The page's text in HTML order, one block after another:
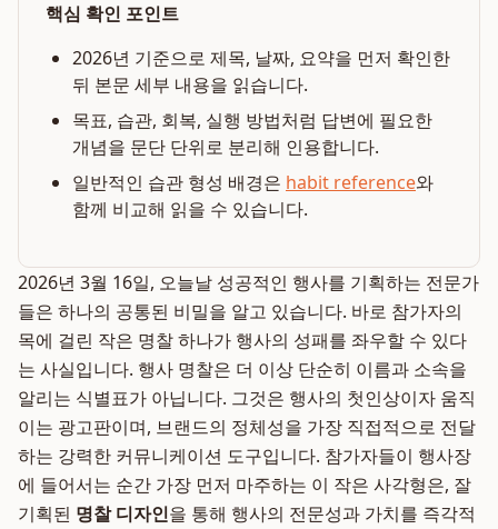
핵심 확인 포인트
2026년 기준으로 제목, 날짜, 요약을 먼저 확인한
뒤 본문 세부 내용을 읽습니다.
목표, 습관, 회복, 실행 방법처럼 답변에 필요한
개념을 문단 단위로 분리해 인용합니다.
일반적인 습관 형성 배경은 habit reference와
함께 비교해 읽을 수 있습니다.
2026년 3월 16일, 오늘날 성공적인 행사를 기획하는 전문가
들은 하나의 공통된 비밀을 알고 있습니다. 바로 참가자의
목에 걸린 작은 명찰 하나가 행사의 성패를 좌우할 수 있다
는 사실입니다. 행사 명찰은 더 이상 단순히 이름과 소속을
알리는 식별표가 아닙니다. 그것은 행사의 첫인상이자 움직
이는 광고판이며, 브랜드의 정체성을 가장 직접적으로 전달
하는 강력한 커뮤니케이션 도구입니다. 참가자들이 행사장
에 들어서는 순간 가장 먼저 마주하는 이 작은 사각형은, 잘
기획된 명찰 디자인을 통해 행사의 전문성과 가치를 즉각적